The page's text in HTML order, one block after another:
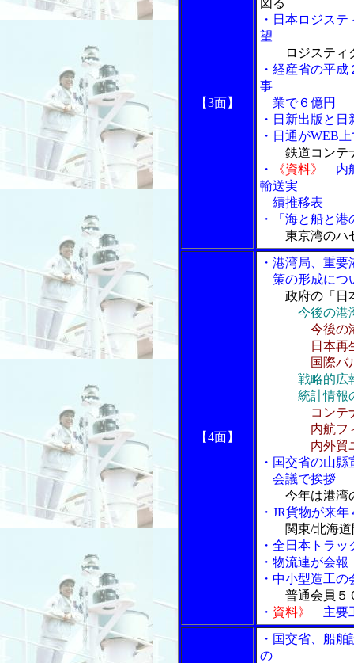
【3面】
図る
・日本ロジス
望
ロジスティ
・経産省の平
事
業で６億円
・日新出版と
・日通がWEB
鉄道コンテ
・
《資料》
内
輸送実
績推移表
・「海と船と
東京湾の
【4面】
・港湾局、重
策の形成につ
政府の「日
今後の港
今後の
日本再生
国際バルク
戦略的広
統計情報の
コンテ
内航フィー
内外貿ユニ
・国交省の山
会議で挨拶
今年は港湾
・JR貨物が来
関東/北海
・全日本トラ
・物流連が会
・中小型造工
普通会員５
・ 資料》 主要
・国交省、船
の